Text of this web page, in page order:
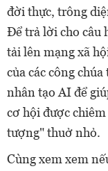
đời thực, trông
Để trả lời cho câu
tải lên mạng xã
của các công
nhân tạo AI để
cơ hội được
tượng" thuở nhỏ.
Cùng xem xem